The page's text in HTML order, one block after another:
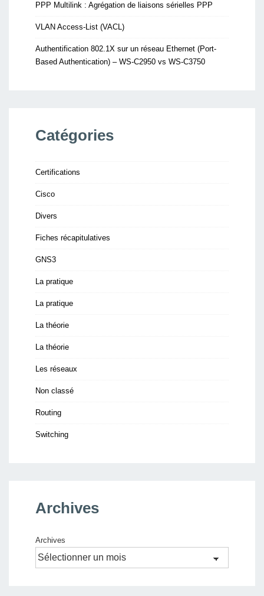
PPP Multilink : Agrégation de liaisons sérielles PPP
VLAN Access-List (VACL)
Authentification 802.1X sur un réseau Ethernet (Port-
Based Authentication) – WS-C2950 vs WS-C3750
Catégories
Certifications
Cisco
Divers
Fiches récapitulatives
GNS3
La pratique
La pratique
La théorie
La théorie
Les réseaux
Non classé
Routing
Switching
Archives
Archives